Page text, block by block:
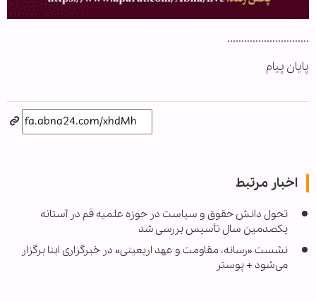
.............................
پایان پیام
اخبار مرتبط
تحول دانش حقوق و سیاست در حوزه علمیه قم در آستانه
یکصدمین سال تأسیس بررسی شد
نشست «رسانه، مقاومت و عهد اربعینی» در خبرگزاری ابنا برگزار
می‌شود + پوستر